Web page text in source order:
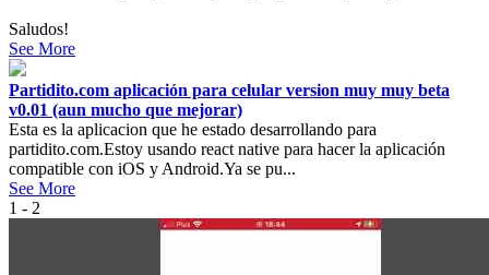
Saludos!
See More
Partidito.com aplicación para celular version muy muy beta
v0.01 (aun mucho que mejorar)
Esta es la aplicacion que he estado desarrollando para
partidito.com.Estoy usando react native para hacer la aplicación
compatible con iOS y Android.Ya se pu...
See More
1 - 2